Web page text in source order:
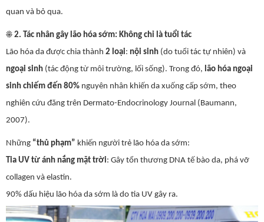
quan và bỏ qua.
☀️ 2. Tác nhân gây lão hóa sớm: Không chỉ là tuổi tác
Lão hóa da được chia thành 2 loại: nội sinh (do tuổi tác tự nhiên) và
ngoại sinh (tác động từ môi trường, lối sống). Trong đó, lão hóa ngoại
sinh chiếm đến 80% nguyên nhân khiến da xuống cấp sớm, theo
nghiên cứu đăng trên Dermato-Endocrinology Journal (Baumann,
2007).
Những “thủ phạm” khiến người trẻ lão hóa da sớm:
Tia UV từ ánh nắng mặt trời: Gây tổn thương DNA tế bào da, phá vỡ
collagen và elastin.
90% dấu hiệu lão hóa da sớm là do tia UV gây ra.